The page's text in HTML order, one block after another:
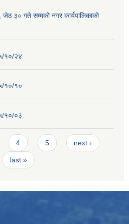
३० गते सम्मको नगर कार्यपालिकाको
१०/२४
१०/१०
१०/०३
4 5 next ›
last »